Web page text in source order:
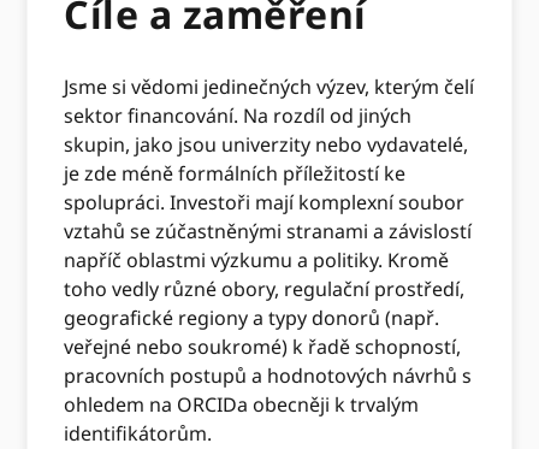
Cíle a zaměření
Jsme si vědomi jedinečných výzev, kterým čelí
sektor financování. Na rozdíl od jiných
skupin, jako jsou univerzity nebo vydavatelé,
je zde méně formálních příležitostí ke
spolupráci. Investoři mají komplexní soubor
vztahů se zúčastněnými stranami a závislostí
napříč oblastmi výzkumu a politiky. Kromě
toho vedly různé obory, regulační prostředí,
geografické regiony a typy donorů (např.
veřejné nebo soukromé) k řadě schopností,
pracovních postupů a hodnotových návrhů s
ohledem na ORCIDa obecněji k trvalým
identifikátorům.